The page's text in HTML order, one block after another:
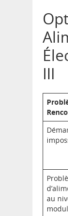
III
au